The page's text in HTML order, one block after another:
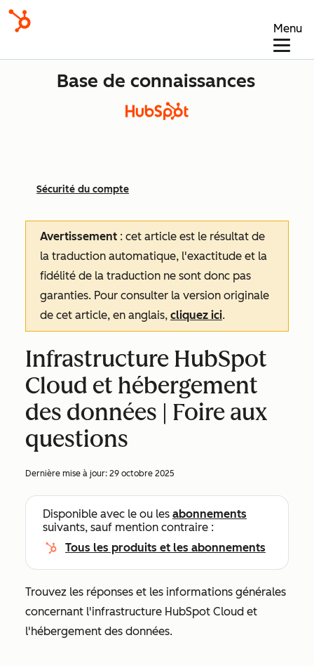
Menu
Base de connaissances
Sécurité du compte
Avertissement : cet article est le résultat de
la traduction automatique, l'exactitude et la
fidélité de la traduction ne sont donc pas
garanties. Pour consulter la version originale
de cet article, en anglais, cliquez ici.
Infrastructure HubSpot
Cloud et hébergement
des données | Foire aux
questions
Dernière mise à jour: 29 octobre 2025
Disponible avec le ou les abonnements
suivants, sauf mention contraire :
Tous les produits et les abonnements
Trouvez les réponses et les informations générales
concernant l'infrastructure HubSpot Cloud et
l'hébergement des données.